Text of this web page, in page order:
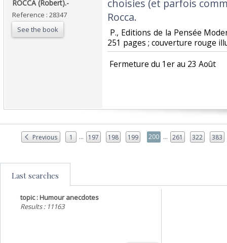
ROCCA (Robert).-‎
Reference : 28347
See the book
choisies (et parfois
Rocca.‎
P., Editions de la Pensée
251 pages ; couverture rouge
‎ Fermeture du 1er au 23 Août‎
Previous 1 ... 197 198 199 200 ... 261 322 383
Last searches
topic : Humour anecdotes
Results : 11163